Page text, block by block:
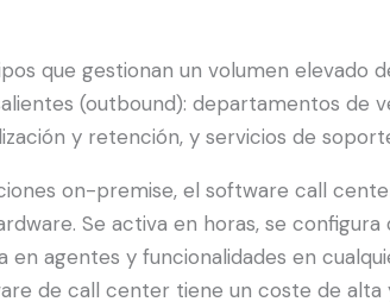
que gestionan un volumen elevado
(outbound): departamentos de
y retención, y servicios de
on-premise, el software call
Se activa en horas, se configura
en agentes y funcionalidades en
de call center tiene un coste de alta